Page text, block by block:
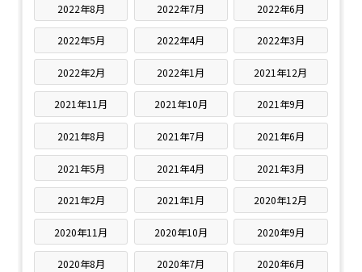
2022年8月 2022年7月 2022年6月
2022年5月 2022年4月 2022年3月
2022年2月 2022年1月 2021年12月
2021年11月 2021年10月 2021年9月
2021年8月 2021年7月 2021年6月
2021年5月 2021年4月 2021年3月
2021年2月 2021年1月 2020年12月
2020年11月 2020年10月 2020年9月
2020年8月 2020年7月 2020年6月